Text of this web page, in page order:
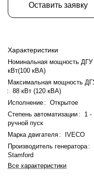
Оставить заявку
Характеристики
Номинальная мощность ДГУ
кВт(100 кВА)
Максимальная мощность
: 88 кВт (120 кВА)
Исполнение : Открытое
Степень автоматизации :
1 -
ручной пуск
Марка двигателя :
IVECO
Производитель генератора :
Stamford
Все характеристики